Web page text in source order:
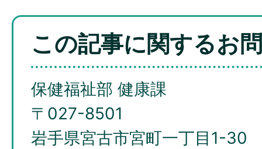
この記事に関するお
保健福祉部 健康課
〒027-8501
岩手県宮古市宮町一丁目1-30